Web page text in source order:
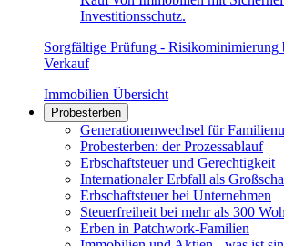
Sorgfältige Prüfung - Risikominimierung
Verkauf
Immobilien Übersicht
Probesterben
Generationenwechsel für
Probesterben: der Prozessablauf
Erbschaftsteuer und Gerechtigkeit
Internationaler Erbfall als
Erbschaftsteuer bei Unternehmen
Steuerfreiheit bei mehr als 300
Erben in Patchwork-Familien